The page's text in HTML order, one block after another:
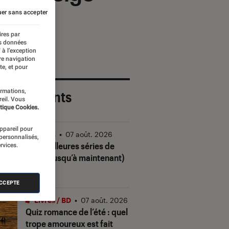
récents
Les meilleures séries de
2026 (jusqu’à maintenant)
Séries • 07 août. 2026
Quiz romance de l’été : quel
trope amoureux est fait
Livres / BD • 07 août. 2026
par
données
l’exception
navigation
et pour
Vous
Cookies.
pour
sans accepter